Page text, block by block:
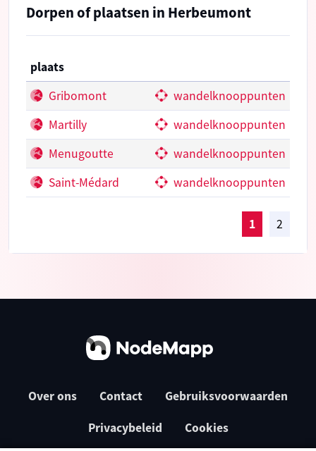
Dorpen of plaatsen in Herbeumont
plaats
Gribomont
wandelknooppunten
Martilly
wandelknooppunten
Menugoutte
wandelknooppunten
Saint-Médard
wandelknooppunten
1 2
Over ons Contact Gebruiksvoorwaarden
Privacybeleid Cookies